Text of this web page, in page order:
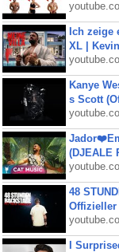
Ich zeige
XL |
Kanye
s Scott
(DJEALE
48
Offizieller
I